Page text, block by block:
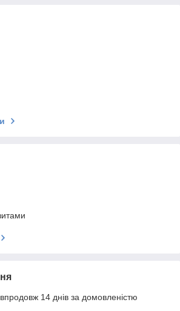
14 днів за домовленістю